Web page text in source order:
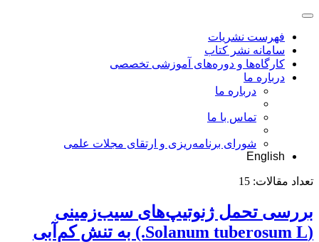
فهرست نشریات
سامانه نشر کتاب
کارگاه‌ها و دوره‌های آموزشی تخصصی
درباره ما
درباره ما
تماس با ما
شورای برنامه‌ریزی و ارتقای مجلات علمی
English
تعداد مقالات: 15
بررسی تحمل ژنوتیپ‌های سیب‌زمینی
(Solanum tuberosum L.) به تنش کم‌آبی